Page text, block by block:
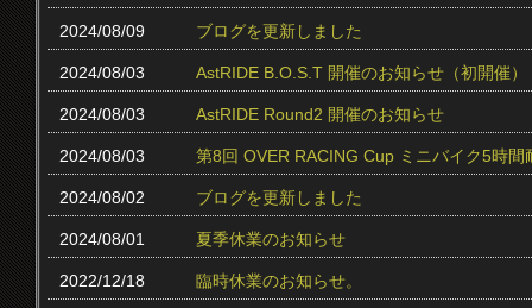
2024/08/09 ブログを更新しました
2024/08/03 AstRIDE B.O.S.T 開催のお知らせ（初開催）
2024/08/03 AstRIDE Round2 開催のお知らせ
2024/08/03 第8回 OVER RACING Cup ミニバイク5時
2024/08/02 ブログを更新しました
2024/08/01 夏季休業のお知らせ
2022/12/18 臨時休業のお知らせ。